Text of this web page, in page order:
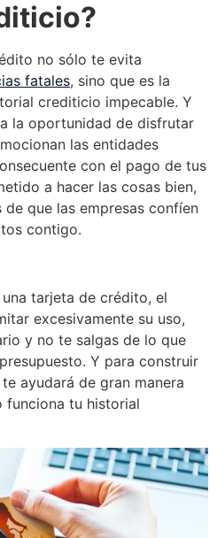
no sólo te evita
fatales, sino que es la
crediticio impecable. Y
la oportunidad de disfrutar
las entidades
con el pago de tus
a hacer las cosas bien,
que las empresas confíen
contigo.
tarjeta de crédito, el
excesivamente su uso,
y no te salgas de lo que
Y para construir
ayudará de gran manera
funciona tu historial